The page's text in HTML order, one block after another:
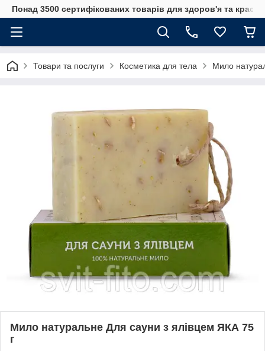
Понад 3500 сертифікованих товарів для здоров'я та краси
Товари та послуги Косметика для тела Мило
Мило натуральне Для сауни з ялівцем ЯКА 75
г